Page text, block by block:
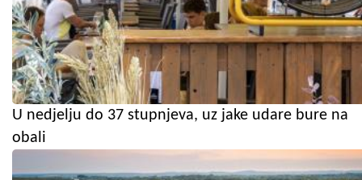
U nedjelju do 37 stupnjeva, uz jake udare bure na
obali